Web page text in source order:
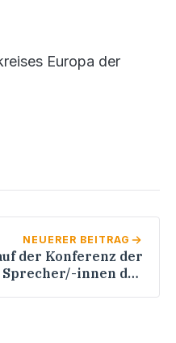
Europa der
NEUERER BEITRAG
der Konferenz der
innen der